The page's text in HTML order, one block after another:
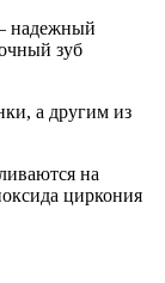
надежный
зуб
а другим из
на
циркония